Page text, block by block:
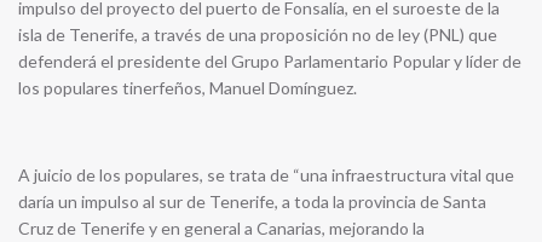
impulso del proyecto del puerto de Fonsalía, en el suroeste de la
isla de Tenerife, a través de una proposición no de ley (PNL) que
defenderá el presidente del Grupo Parlamentario Popular y líder de
los populares tinerfeños, Manuel Domínguez.
A juicio de los populares, se trata de “una infraestructura vital que
daría un impulso al sur de Tenerife, a toda la provincia de Santa
Cruz de Tenerife y en general a Canarias, mejorando la